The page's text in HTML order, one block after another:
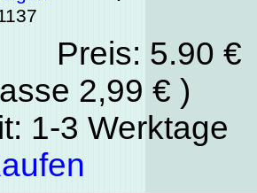
Preis: 5.90
2,99 € )
1-3 Werktage